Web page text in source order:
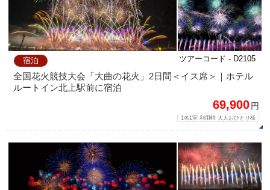
宿泊 ツアーコード - D2105
全国花火競技大会「大曲の花火」2日間＜イス席＞｜ホテル
ルートイン北上駅前に宿泊
69,900 円
1名1室 利用時 大人おひとり様